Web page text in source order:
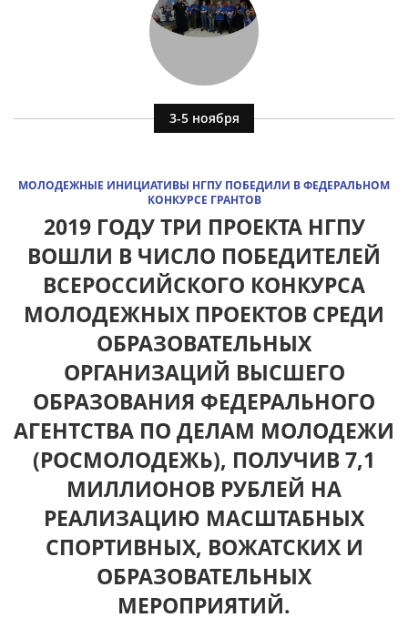
3-5 ноября
МОЛОДЕЖНЫЕ ИНИЦИАТИВЫ НГПУ ПОБЕДИЛИ В ФЕДЕРАЛЬНОМ
КОНКУРСЕ ГРАНТОВ
2019 ГОДУ ТРИ ПРОЕКТА НГПУ
ВОШЛИ В ЧИСЛО ПОБЕДИТЕЛЕЙ
ВСЕРОССИЙСКОГО КОНКУРСА
МОЛОДЕЖНЫХ ПРОЕКТОВ СРЕДИ
ОБРАЗОВАТЕЛЬНЫХ
ОРГАНИЗАЦИЙ ВЫСШЕГО
ОБРАЗОВАНИЯ ФЕДЕРАЛЬНОГО
АГЕНТСТВА ПО ДЕЛАМ МОЛОДЕЖИ
(РОСМОЛОДЕЖЬ), ПОЛУЧИВ 7,1
МИЛЛИОНОВ РУБЛЕЙ НА
РЕАЛИЗАЦИЮ МАСШТАБНЫХ
СПОРТИВНЫХ, ВОЖАТСКИХ И
ОБРАЗОВАТЕЛЬНЫХ
МЕРОПРИЯТИЙ.